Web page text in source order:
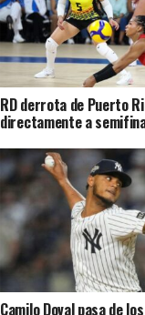
RD derrota de Puerto
directamente a
Camilo Doval pasa de